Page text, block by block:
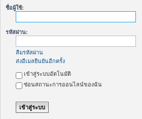
ชื่อผู้ใช้:
รหัสผ่าน:
ลืมรหัสผ่าน
ส่งอีเมลยืนยันอีกครั้ง
เข้าสู่ระบบอัตโนมัติ
ซ่อนสถานะการออนไลน์ของฉัน